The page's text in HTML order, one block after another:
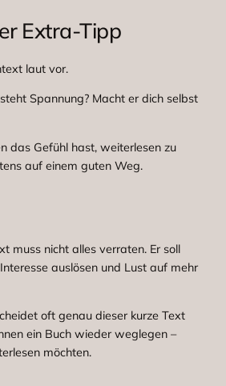
Extra-Tipp
laut vor.
Spannung? Macht er dich selbst
das Gefühl hast, weiterlesen zu
auf einem guten Weg.
muss nicht alles verraten. Er soll
auslösen und Lust auf mehr
oft genau dieser kurze Text
ein Buch wieder weglegen –
möchten.